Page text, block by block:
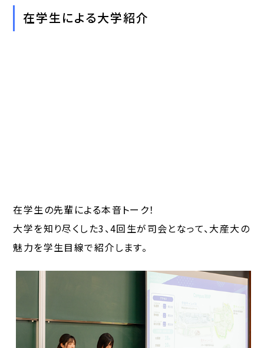
在学生による大学紹介
在学生の先輩による本音トーク！
大学を知り尽くした3、4回生が司会となって、大産大の
魅力を学生目線で紹介します。